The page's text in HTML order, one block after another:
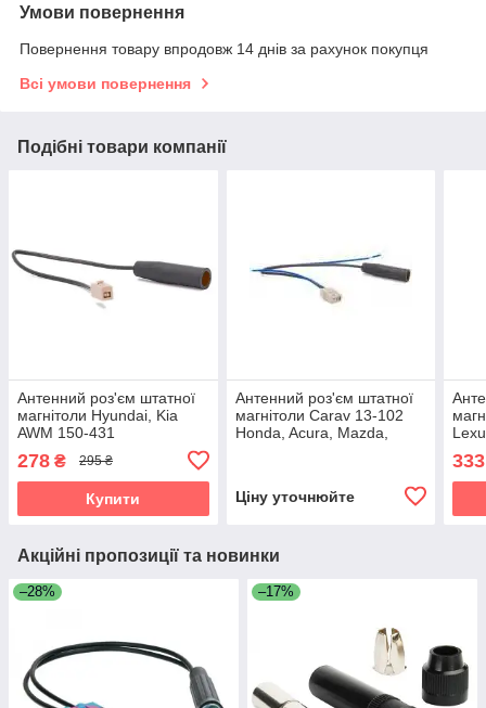
Умови повернення
Повернення товару впродовж 14 днів за рахунок покупця
Всі умови повернення
Подібні товари компанії
Антенний роз'єм штатної
магнітоли Hyundai, Kia
AWM 150-431
278 ₴ 295 ₴
Купити
Антенний роз'єм штатної
магнітоли Carav 13-102
Honda, Acura, Mazda,
Ціну уточнюйте
333
Акційні пропозиції та новинки
–28% –17%